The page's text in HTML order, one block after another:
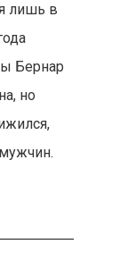
лишь в
Бернар
но